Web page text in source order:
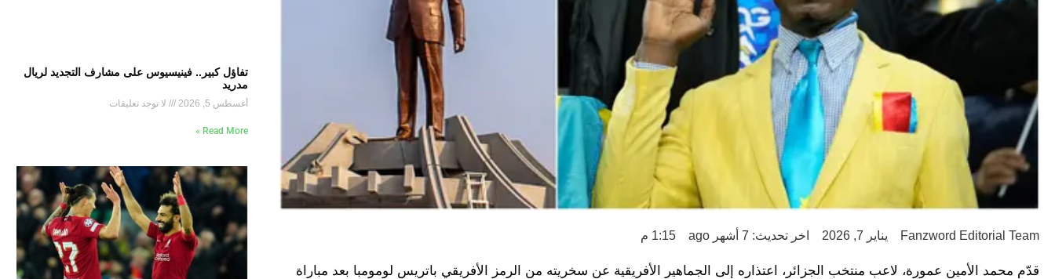
Fanzword Editorial Team يناير 7, 2026 اخر تحديث: 7 أشهر ago 1:15 م
قدّم محمد الأمين عمورة، لاعب منتخب الجزائر، اعتذاره إلى الجماهير الأفريقية عن سخريته من الرمز الأفريقي باتريس لومومبا بعد مباراة
تفاؤل كبير.. فينيسيوس على مشارف التجديد لريال
مدريد
أغسطس 5, 2026 لا توجد تعليقات
Read More »